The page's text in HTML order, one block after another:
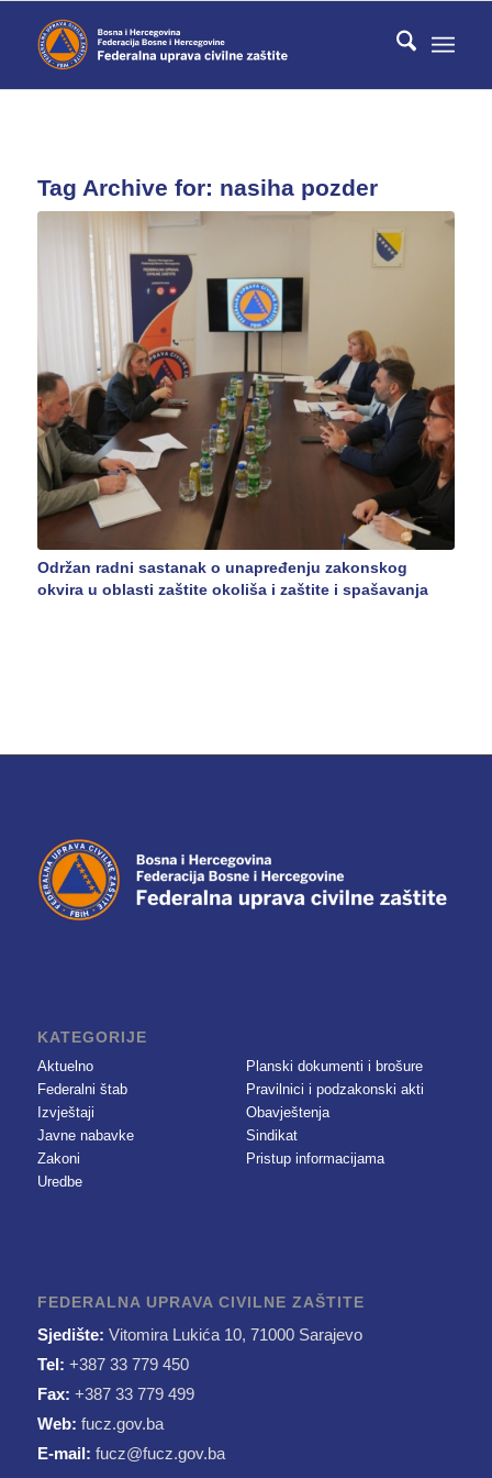
Tag Archive for: nasiha pozder
Održan radni sastanak o unapređenju zakonskog
okvira u oblasti zaštite okoliša i zaštite i spašavanja
KATEGORIJE
Aktuelno
Federalni štab
Izvještaji
Javne nabavke
Zakoni
Uredbe
Planski dokumenti i brošure
Pravilnici i podzakonski akti
Obavještenja
Sindikat
Pristup informacijama
FEDERALNA UPRAVA CIVILNE ZAŠTITE
Sjedište: Vitomira Lukića 10, 71000 Sarajevo
Tel: +387 33 779 450
Fax: +387 33 779 499
Web: fucz.gov.ba
E-mail: fucz@fucz.gov.ba